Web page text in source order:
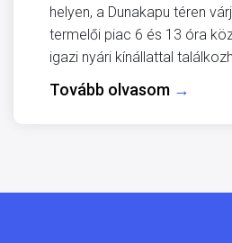
helyen, a Dunakapu téren
termelői piac 6 és 13 óra
igazi nyári kínállattal
Tovább olvasom →